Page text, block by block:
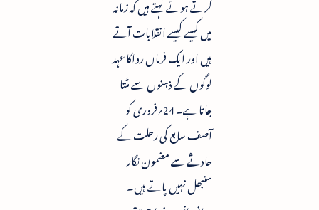
میں کیسے کیسے انقلابات آتے
ہیں اور ایک فرماں رواکا عہد
لوگوں کے ذہنوں سے مٹتا
جاتا ہے۔ 24؍فروری کو
آصف سابع کی رحلت کے
حادثے سے مضمون نگار
سنبھل نہیں پاتے ہیں۔